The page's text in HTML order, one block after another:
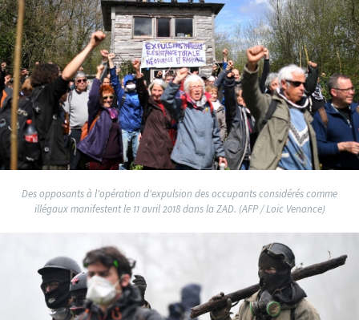
Des opposants à l'opération d'expulsion des occupants considérés comme
illégaux manifestent le 11 avril 2018 dans la ZAD. (AFP / Loic Venance)